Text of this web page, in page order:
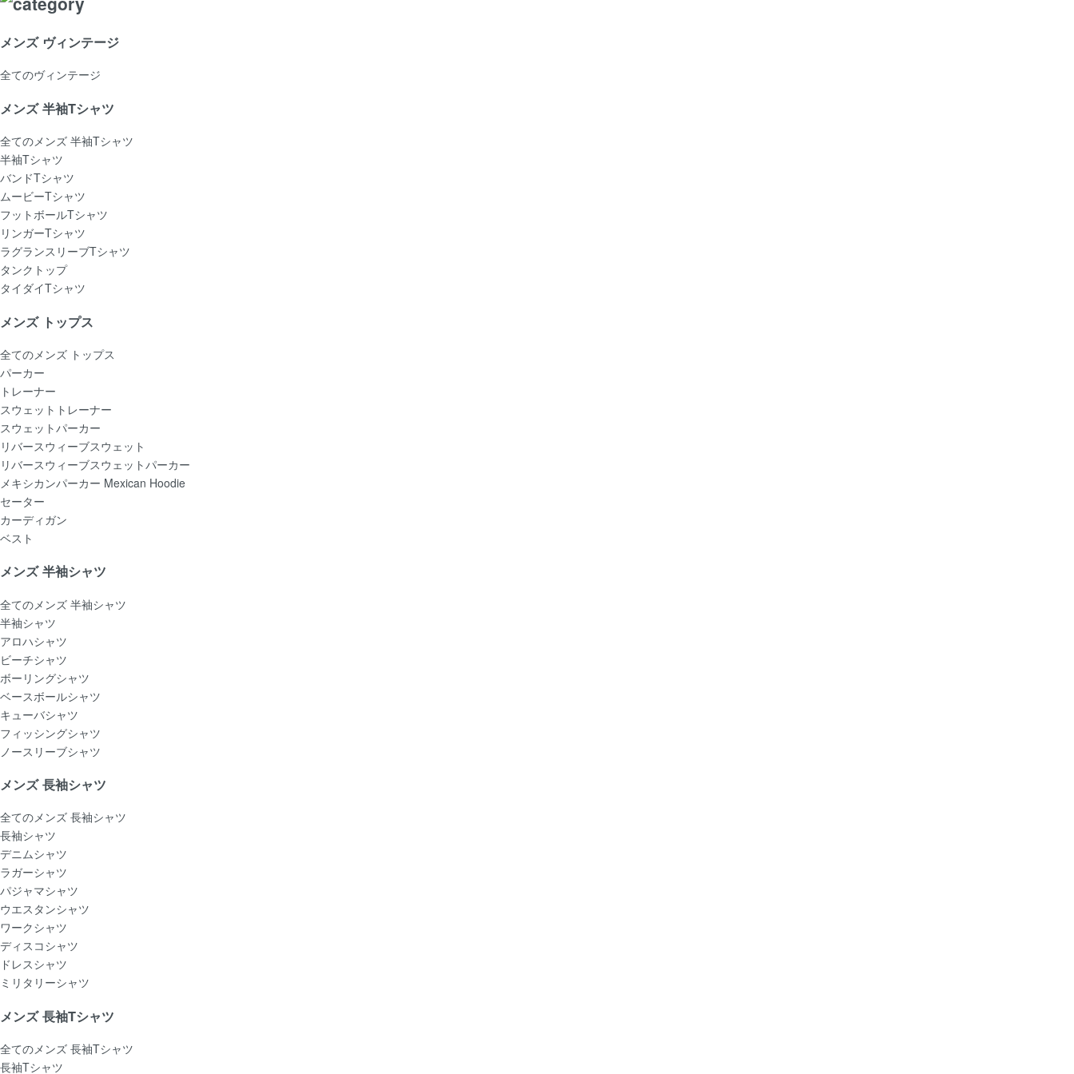
メンズ ヴィンテージ
全てのヴィンテージ
メンズ 半袖Tシャツ
全てのメンズ 半袖Tシャツ
半袖Tシャツ
バンドTシャツ
ムービーTシャツ
フットボールTシャツ
リンガーTシャツ
ラグランスリーブTシャツ
タンクトップ
タイダイTシャツ
メンズ トップス
全てのメンズ トップス
パーカー
トレーナー
スウェットトレーナー
スウェットパーカー
リバースウィーブスウェット
リバースウィーブスウェットパーカー
メキシカンパーカー Mexican Hoodie
セーター
カーディガン
ベスト
メンズ 半袖シャツ
全てのメンズ 半袖シャツ
半袖シャツ
アロハシャツ
ビーチシャツ
ボーリングシャツ
ベースボールシャツ
キューバシャツ
フィッシングシャツ
ノースリーブシャツ
メンズ 長袖シャツ
全てのメンズ 長袖シャツ
長袖シャツ
デニムシャツ
ラガーシャツ
パジャマシャツ
ウエスタンシャツ
ワークシャツ
ディスコシャツ
ドレスシャツ
ミリタリーシャツ
メンズ 長袖Tシャツ
全てのメンズ 長袖Tシャツ
長袖Tシャツ